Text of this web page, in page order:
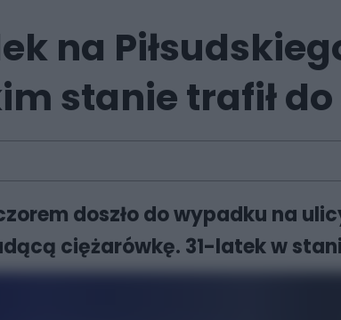
na
stanie trafił
doszło do wypadku na
ciężarówkę. 31-latek w